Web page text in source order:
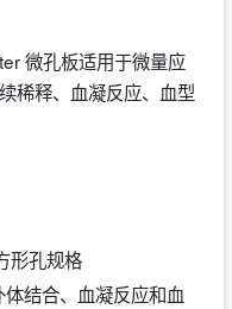
微孔板适用于微量应
稀释、血凝反应、血型
形孔规格
结合、血凝反应和血